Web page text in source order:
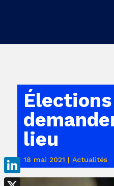
lieu
18 mai 2021 | Actualités
LinkedIn